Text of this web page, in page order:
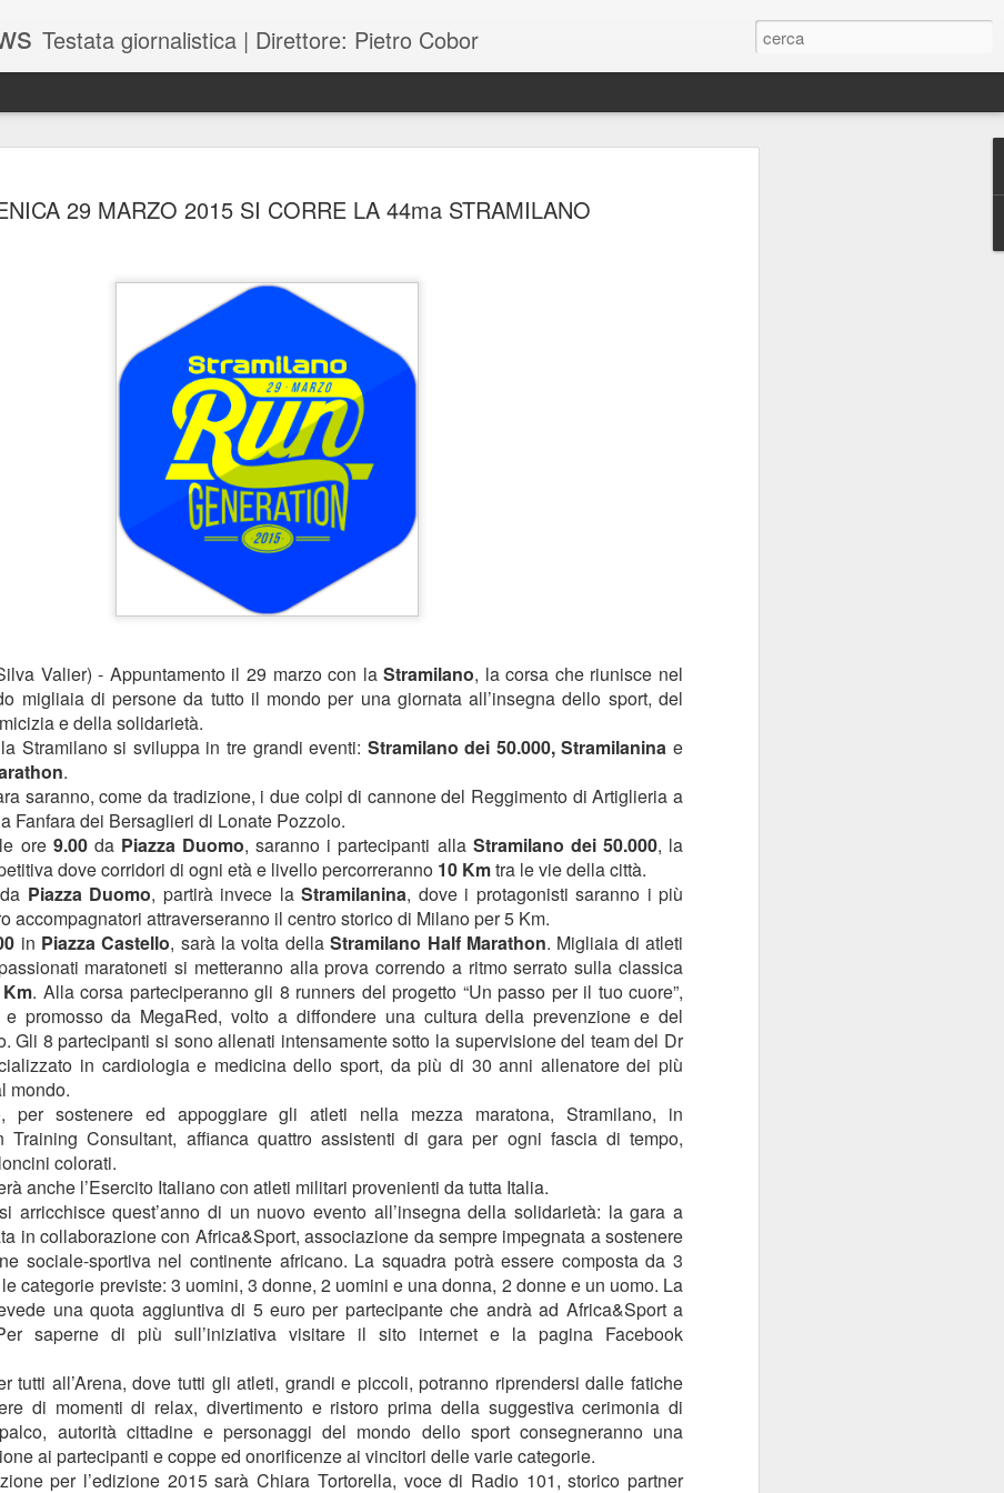
29 MARZO 2015 SI CORRE LA 44ma STRAMILANO
Valier) - Appuntamento il 29 marzo con laStramilano, la corsa che riunisce nel
migliaia di persone da tutto il mondo per una giornata all’insegna dello sport, del
e della solidarietà.
Stramilano si sviluppa in tre grandi eventi: Stramilano dei 50.000, Stramilaninae
.
saranno, come da tradizione, i due colpi di cannone del Reggimento di Artiglieria a
Fanfara dei Bersaglieri di Lonate Pozzolo.
ore 9.00 da Piazza Duomo, saranno i partecipanti alla Stramilano dei 50.000, la
dove corridori di ogni età e livello percorreranno 10 Kmtra le vie della città.
Piazza Duomo, partirà invece laStramilanina, dove i protagonisti saranno i più
accompagnatori attraverseranno il centro storico di Milano per 5 Km.
in Piazza Castello, sarà la volta dellaStramilano Half Marathon. Migliaia di atleti
maratoneti si metteranno alla prova correndo a ritmo serrato sulla classica
. Alla corsa parteciperanno gli 8 runners del progetto “Un passo per il tuo cuore”,
e promosso da MegaRed, volto a diffondere una cultura della prevenzione e del
Gli 8 partecipanti si sono allenati intensamente sotto la supervisione del team del Dr
in cardiologia e medicina dello sport, da più di 30 anni allenatore dei più
mondo.
per sostenere ed appoggiare gli atleti nella mezza maratona, Stramilano, in
Training Consultant, affianca quattro assistenti di gara per ogni fascia di tempo,
colorati.
anche l’Esercito Italiano con atleti militari provenienti da tutta Italia.
arricchisce quest’anno di un nuovo evento all’insegna della solidarietà: la gara a
in collaborazione con Africa&Sport, associazione da sempre impegnata a sostenere
sociale-sportiva nel continente africano. La squadra potrà essere composta da 3
categorie previste: 3 uomini, 3 donne, 2 uomini e una donna, 2 donne e un uomo. La
una quota aggiuntiva di 5 euro per partecipante che andrà ad Africa&Sport a
saperne di più sull’iniziativa visitare il sito internet e la pagina Facebook
tutti all’Arena, dove tutti gli atleti, grandi e piccoli, potranno riprendersi dalle fatiche
di momenti di relax, divertimento e ristoro prima della suggestiva cerimonia di
autorità cittadine e personaggi del mondo dello sport consegneranno una
ai partecipanti e coppe ed onorificenze ai vincitori delle varie categorie.
per l’edizione 2015 sarà Chiara Tortorella, voce di Radio 101, storico partner
Testata giornalistica | Direttore: Pietro Cobor
28
JUL
16
Collectibles (Oggetti
da Collezione):
Mercato Mondiale a
628 Miliardi di Dollari
Entro il 2031. In
Crescita l'Interesse
della Gen Z. Il
RiminiComix
Milano - Il mercato globale dei
collectibles, oggetti da collezione
che spaziano dalle card alle action
figure, dai gadget alle edizioni
speciali, dal vinile ai videogiochi
fisici, ha superato i 496 miliardi di
dollari nel 2025 e, secondo le
di ricerca di mercato specializzata
in settori emergenti, è destinato a
raggiungere i 628 miliardi entro il
2031.
JUL
14
Ricerca Infermieristica
Italiana: Rosario
Caruso (MultiMedica)
Scientists 2025" di
Stanford University ed
Rosario Caruso
Milano - Un importante
riconoscimento internazionale
premia un infermiere italiano e, in
generale, la ricerca infermieristica
“made in Italy”.
JUL
10
Sordocecità e
Disabilità
Psicosensoriale:
Sociale 2025 di
Fondazione Lega del
(+12%) le Donazioni
Milano – Il 2025 conferma il
percorso di crescita della
Fondazione Lega del Filo d'Oro,
che continua ad ampliare la
propria capacità di risposta ai
e con pluridisabilità
psicosensoriale, rafforzando la
presenza sul territorio nazionale e
investendo nello sviluppo dei
servizi, dell'organizzazione e delle
relazioni.
7
Internet: Italia al 15mo Posto nel Mondo per la Qualità
della Rete. Al Primo Posto l'Estonia. La Classifica di
97 Paesi della eSIM Saily
- Secondo il nuovo Indice di connettività internet stilato dall'app
per i viaggi Saily, l'Italia si colloca al 15° posto della classifica
Sul podio troviamo l'Estonia, seguita da Lituania, Danimarca,
e Francia. Per il secondo anno consecutivo, è stata
sicurezza informatica, qualità, accessibilità economica e libertà.
JUL
3
Hockey: il 4 Luglio "Ritrovo Devils 2026" a Quinto de
Stampi (Rozzano). Incontro con i Tifosi dei Campioni